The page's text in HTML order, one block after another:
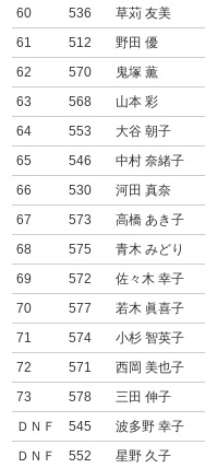
60
536 草苅 友美
61
512 野田 優
62
570 鬼塚 薫
63
568 山本 彩
64
553 大谷 朝子
65
546 中村 奈緒子
66
530 河田 真奈
67
573 高橋 あき子
68
575 青木 みどり
69
572 佐々木 幸子
70
577 若木 眞喜子
71
574 小杉 智英子
72
571 西岡 美也子
73
578 三田 伸子
ＤＮＦ
545 波多野 幸子
ＤＮＦ
552 星野 久子